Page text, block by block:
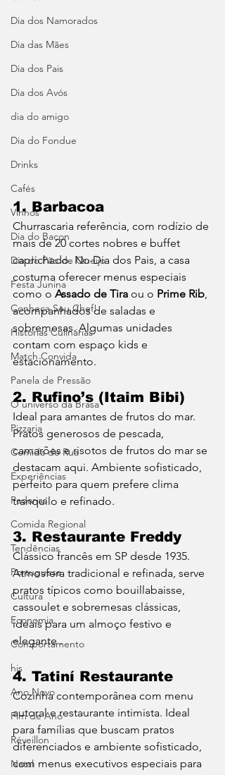
Dia dos Namorados
Dia das Mães
Dia dos Pais
Dia dos Avós
dia do amigo
Dia do Fondue
Drinks
Cafés
Vinhos
Dia do Bacon
Dia do Pão de Queijo
Festa Junina
Conheça Seu Chef!
Histórias Culinárias
Match Convida
Panela de Pressão
O universo da Brasa
Pizzaria
Comida de Rua
Experiências
Padarias
Comida Regional
Tendências
Portuguesa
Cultura
Economia
Comportamento
his
Ano Novo
Fim de Ano
Réveillon
Natal
1. Barbacoa
Churrascaria referência, com rodízio de
mais de 20 cortes nobres e buffet
caprichado. No Dia dos Pais, a casa
costuma oferecer menus especiais
como o Assado de Tira ou o Prime Rib,
acompanhados de saladas e
sobremesas. Algumas unidades
contam com espaço kids e
estacionamento.
2. Rufino’s (Itaim Bibi)
Ideal para amantes de frutos do mar.
Pratos generosos de pescada,
camarões e risotos de frutos do mar se
destacam aqui. Ambiente sofisticado,
perfeito para quem prefere clima
tranquilo e refinado.
3. Restaurante Freddy
Clássico francês em SP desde 1935.
Atmosfera tradicional e refinada, serve
pratos típicos como bouillabaisse,
cassoulet e sobremesas clássicas,
ideais para um almoço festivo e
elegante .
4. Tatiní Restaurante
Cozinha contemporânea com menu
autoral e restaurante intimista. Ideal
para famílias que buscam pratos
diferenciados e ambiente sofisticado,
com menus executivos especiais para